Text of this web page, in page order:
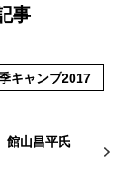
事
キャンプ2017
館山昌平氏